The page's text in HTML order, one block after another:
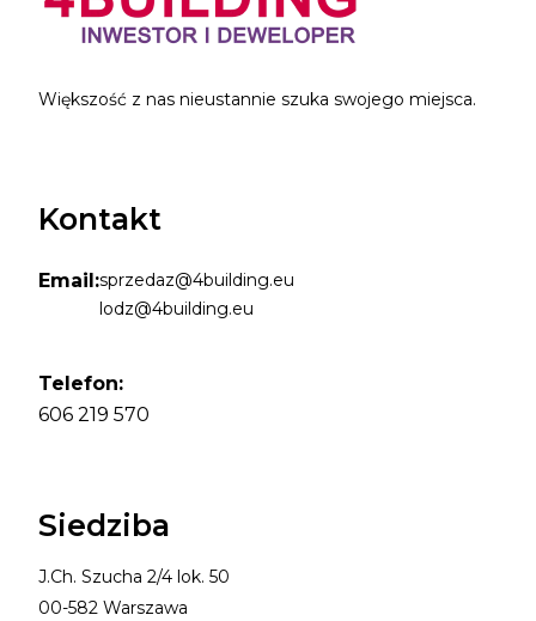
Większość z nas nieustannie szuka swojego miejsca.
Kontakt
Email:sprzedaz@4building.eu
lodz@4building.eu
Telefon:
606 219 570
Siedziba
J.Ch. Szucha 2/4 lok. 50
00-582 Warszawa